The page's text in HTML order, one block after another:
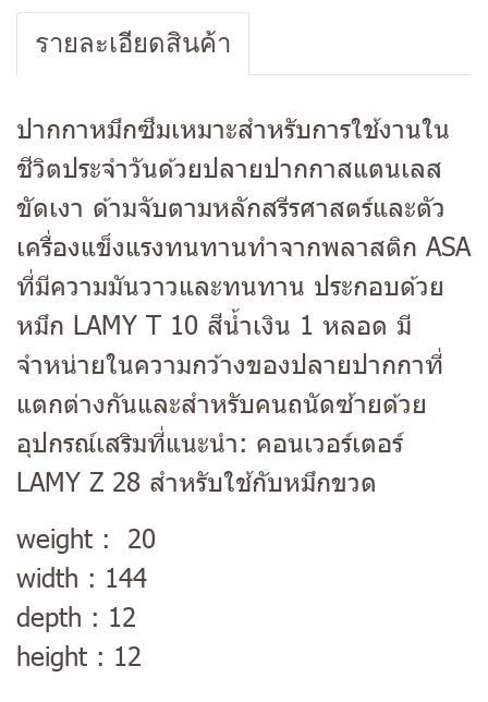
รายละเอียดสินค้า
ปากกาหมึกซึมเหมาะสำหรับการใช้งานใน
ชีวิตประจำวันด้วยปลายปากกาสแตนเลส
ขัดเงา ด้ามจับตามหลักสรีรศาสตร์และตัว
เครื่องแข็งแรงทนทานทำจากพลาสติก ASA
ที่มีความมันวาวและทนทาน ประกอบด้วย
หมึก LAMY T 10 สีน้ำเงิน 1 หลอด มี
จำหน่ายในความกว้างของปลายปากกาที่
แตกต่างกันและสำหรับคนถนัดซ้ายด้วย
อุปกรณ์เสริมที่แนะนำ: คอนเวอร์เตอร์
LAMY Z 28 สำหรับใช้กับหมึกขวด
weight : 20
width : 144
depth : 12
height : 12